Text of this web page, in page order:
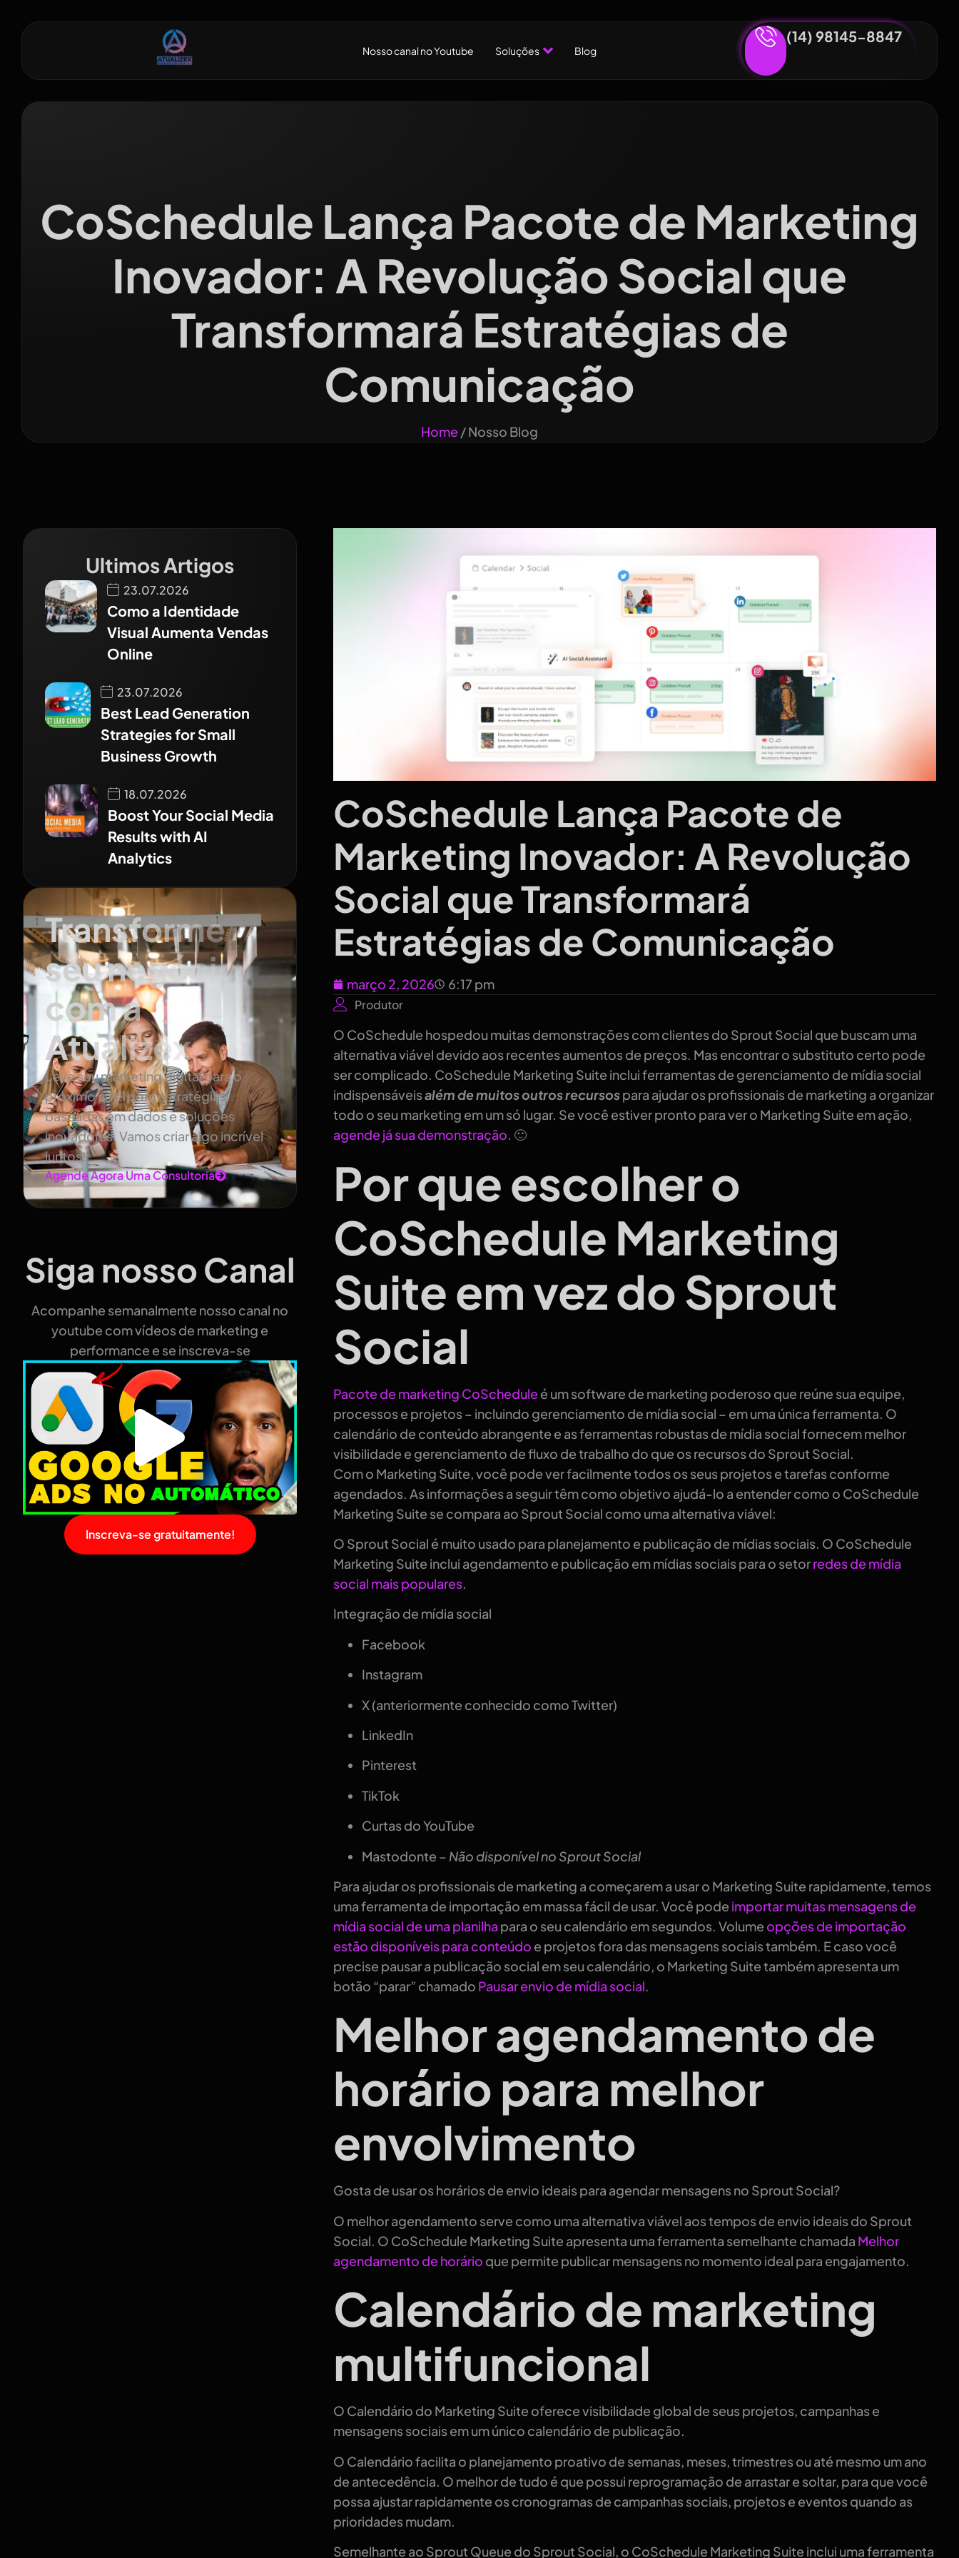
Nosso canal no Youtube Soluções Blog
(14) 98145-8847
CoSchedule Lança Pacote de Marketing
Inovador: A Revolução Social que
Transformará Estratégias de
Comunicação
Home/ Nosso Blog
Ultimos Artigos
23.07.2026
Como a Identidade
Visual Aumenta Vendas
Online
23.07.2026
Best Lead Generation
Strategies for Small
Business Growth
18.07.2026
Boost Your Social Media
Results with AI
Analytics
Transforme
seu negócio
com a
Atualizex
Leve seu marketing digital para o
próximo nível com estratégias
baseadas em dados e soluções
inovadoras. Vamos criar algo incrível
juntos!
Agende Agora Uma Consultoria
Siga nosso Canal
Acompanhe semanalmente nosso canal no
youtube com vídeos de marketing e
performance e se inscreva-se
Inscreva-se gratuitamente!
CoSchedule Lança Pacote de
Marketing Inovador: A Revolução
Social que Transformará
Estratégias de Comunicação
março 2, 2026 6:17 pm
Produtor
O CoSchedule hospedou muitas demonstrações com clientes do Sprout Social que buscam uma
alternativa viável devido aos recentes aumentos de preços. Mas encontrar o substituto certo pode
ser complicado. CoSchedule Marketing Suite inclui ferramentas de gerenciamento de mídia social
indispensáveisalém de muitos outros recursospara ajudar os profissionais de marketing a organizar
todo o seu marketing em um só lugar. Se você estiver pronto para ver o Marketing Suite em ação,
agende já sua demonstração. 🙂
Por que escolher o
CoSchedule Marketing
Suite em vez do Sprout
Social
Pacote de marketing CoScheduleé um software de marketing poderoso que reúne sua equipe,
processos e projetos – incluindo gerenciamento de mídia social – em uma única ferramenta. O
calendário de conteúdo abrangente e as ferramentas robustas de mídia social fornecem melhor
visibilidade e gerenciamento de fluxo de trabalho do que os recursos do Sprout Social.
Com o Marketing Suite, você pode ver facilmente todos os seus projetos e tarefas conforme
agendados. As informações a seguir têm como objetivo ajudá-lo a entender como o CoSchedule
Marketing Suite se compara ao Sprout Social como uma alternativa viável:
O Sprout Social é muito usado para planejamento e publicação de mídias sociais. O CoSchedule
Marketing Suite inclui agendamento e publicação em mídias sociais para o setorredes de mídia
social mais populares.
Integração de mídia social
Facebook
Instagram
X (anteriormente conhecido como Twitter)
LinkedIn
Pinterest
TikTok
Curtas do YouTube
Mastodonte – Não disponível no Sprout Social
Para ajudar os profissionais de marketing a começarem a usar o Marketing Suite rapidamente, temos
uma ferramenta de importação em massa fácil de usar. Você pode importar muitas mensagens de
mídia social de uma planilha para o seu calendário em segundos. Volume opções de importação
estão disponíveis para conteúdo e projetos fora das mensagens sociais também. E caso você
precise pausar a publicação social em seu calendário, o Marketing Suite também apresenta um
botão “parar” chamado Pausar envio de mídia social.
Melhor agendamento de
horário para melhor
envolvimento
Gosta de usar os horários de envio ideais para agendar mensagens no Sprout Social?
O melhor agendamento serve como uma alternativa viável aos tempos de envio ideais do Sprout
Social. O CoSchedule Marketing Suite apresenta uma ferramenta semelhante chamada Melhor
agendamento de horário que permite publicar mensagens no momento ideal para engajamento.
Calendário de marketing
multifuncional
O Calendário do Marketing Suite oferece visibilidade global de seus projetos, campanhas e
mensagens sociais em um único calendário de publicação.
O Calendário facilita o planejamento proativo de semanas, meses, trimestres ou até mesmo um ano
de antecedência. O melhor de tudo é que possui reprogramação de arrastar e soltar, para que você
possa ajustar rapidamente os cronogramas de campanhas sociais, projetos e eventos quando as
prioridades mudam.
Semelhante ao Sprout Queue do Sprout Social, o CoSchedule Marketing Suite inclui uma ferramenta